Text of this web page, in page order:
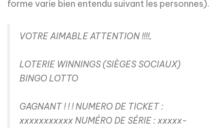
forme varie bien entendu suivant les personnes).
VOTRE AIMABLE ATTENTION !!!!,
LOTERIE WINNINGS (SIÈGES SOCIAUX)
BINGO LOTTO
GAGNANT ! ! ! NUMERO DE TICKET :
xxxxxxxxxxx NUMÉRO DE SÉRIE : xxxxx-